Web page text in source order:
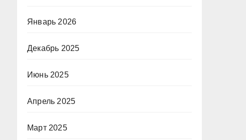
Январь 2026
Декабрь 2025
Июнь 2025
Апрель 2025
Март 2025